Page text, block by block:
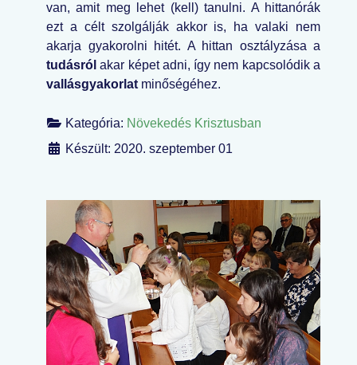
van, amit meg lehet (kell) tanulni. A hittanórák
ezt a célt szolgálják akkor is, ha valaki nem
akarja gyakorolni hitét. A hittan osztályzása a
tudásról akar képet adni, így nem kapcsolódik a
vallásgyakorlat minőségéhez.
Kategória: Növekedés Krisztusban
Készült: 2020. szeptember 01